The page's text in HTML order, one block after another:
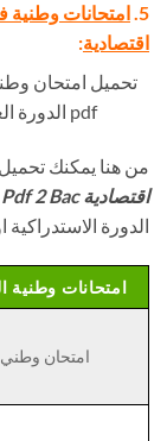
5.
اقتصادية:
pdf الدورة العادية والاستدراكية علوم اقتصاد والتدبير
من هنا يمكنك
اقتصادية Pdf 2 Bac
الدورة
امتحانات وطنية
امتحان وطني 2015 الفلسفة الدورة العادية